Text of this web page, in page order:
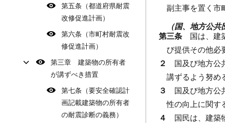
第五条（都道府県耐震
改修促進計画）
第六条（市町村耐震改
修促進計画）
第三章 建築物の所有者
が講ずべき措置
第七条（要安全確認計
画記載建築物の所有者
の耐震診断の義務）
副主事を置く市
（国、地方公
第三条 国は、建
び提供その他必
２ 国及び地方公
講ずるよう努め
３ 国及び地方公
性の向上に関す
４ 国民は、建築